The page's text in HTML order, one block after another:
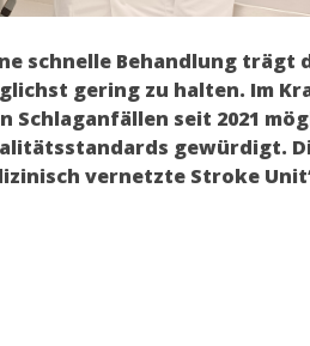
schnelle Behandlung trägt
gering zu halten. Im
seit 2021
gewürdigt.
vernetzte Stroke